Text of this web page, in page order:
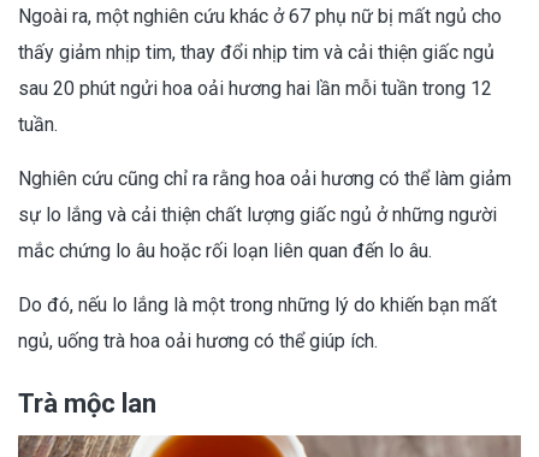
Ngoài ra, một nghiên cứu khác ở 67 phụ nữ bị mất ngủ cho
thấy giảm nhịp tim, thay đổi nhịp tim và cải thiện giấc ngủ
sau 20 phút ngửi hoa oải hương hai lần mỗi tuần trong 12
tuần.
Nghiên cứu cũng chỉ ra rằng hoa oải hương có thể làm giảm
sự lo lắng và cải thiện chất lượng giấc ngủ ở những người
mắc chứng lo âu hoặc rối loạn liên quan đến lo âu.
Do đó, nếu lo lắng là một trong những lý do khiến bạn mất
ngủ, uống trà hoa oải hương có thể giúp ích.
Trà mộc lan